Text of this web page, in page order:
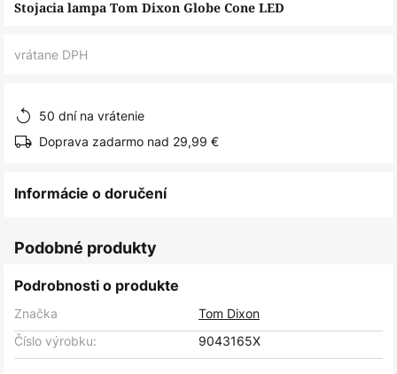
Stojacia lampa Tom Dixon Globe Cone LED
vrátane DPH
50 dní na vrátenie
Doprava zadarmo nad 29,99 €
Informácie o doručení
Podobné produkty
Podrobnosti o produkte
Značka
Tom Dixon
Číslo výrobku:
9043165X